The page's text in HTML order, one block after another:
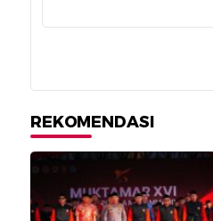
REKOMENDASI